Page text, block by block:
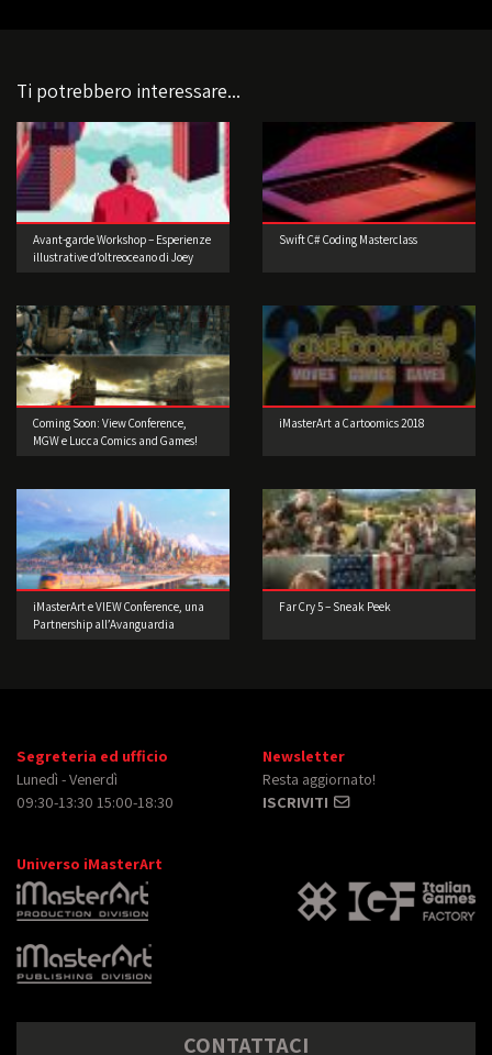
Ti potrebbero interessare...
Avant-garde Workshop – Esperienze
illustrative d’oltreoceano di Joey
Swift C# Coding Masterclass
Coming Soon: View Conference,
MGW e Lucca Comics and Games!
iMasterArt a Cartoomics 2018
iMasterArt e VIEW Conference, una
Partnership all’Avanguardia
Far Cry 5 – Sneak Peek
Segreteria ed ufficio
Lunedì - Venerdì
09:30-13:30 15:00-18:30
Newsletter
Resta aggiornato!
ISCRIVITI
Universo iMasterArt
CONTATTACI